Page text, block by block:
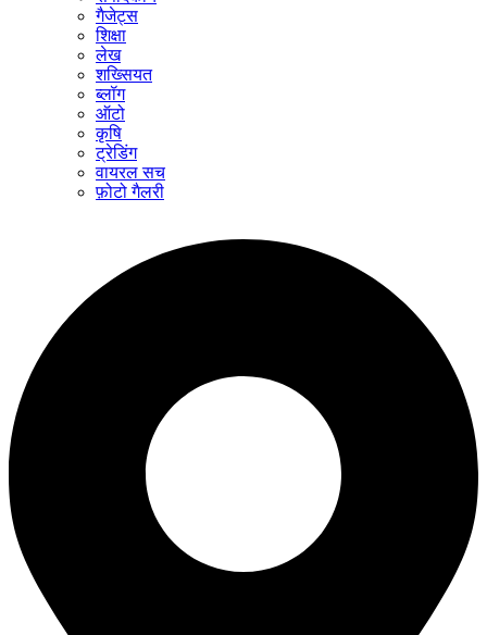
गैजेट्स
शिक्षा
लेख
शख्सियत
ब्लॉग
ऑटो
कृषि
ट्रेडिंग
वायरल सच
फ़ोटो गैलरी